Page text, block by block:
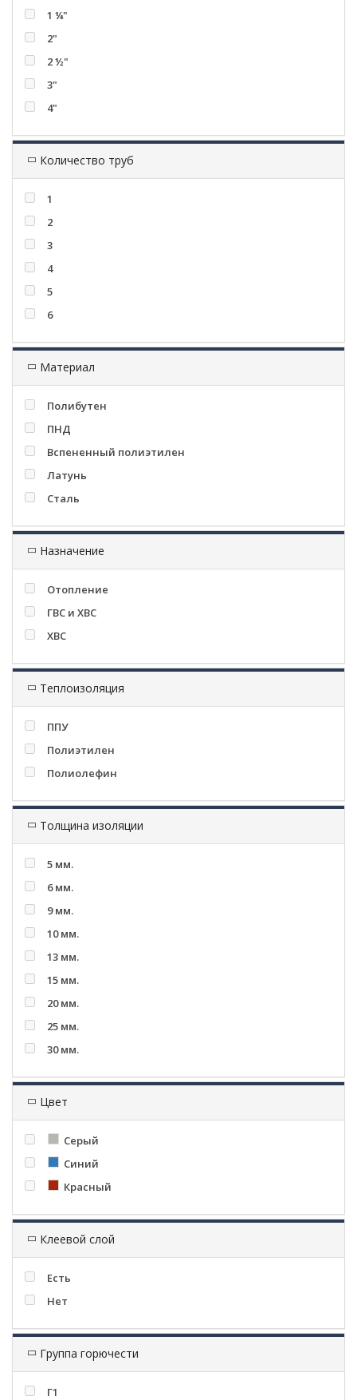
1 ¼"
2"
2 ½"
3"
4"
Количество труб
1
2
3
4
5
6
Материал
Полибутен
ПНД
Вспененный полиэтилен
Латунь
Сталь
Назначение
Отопление
ГВС и ХВС
ХВС
Теплоизоляция
ППУ
Полиэтилен
Полиолефин
Толщина изоляции
5 мм.
6 мм.
9 мм.
10 мм.
13 мм.
15 мм.
20 мм.
25 мм.
30 мм.
Цвет
Серый
Синий
Красный
Клеевой слой
Есть
Нет
Группа горючести
Г1